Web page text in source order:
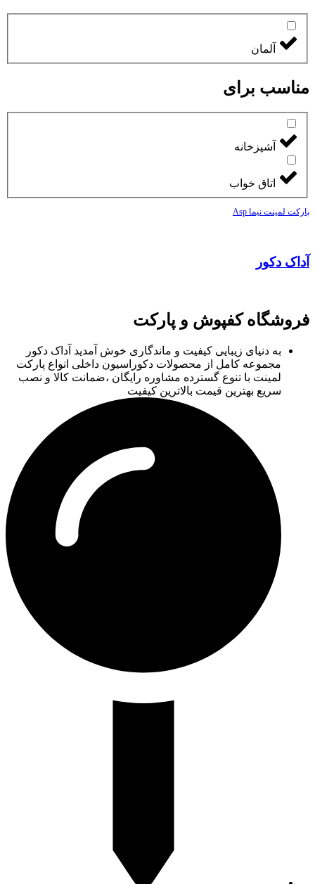
آلمان
مناسب برای
آشپزخانه
اتاق خواب
پارکت لمینت نیما Asp
آداک دکور
فروشگاه کفپوش و پارکت
به دنیای زیبایی کیفیت و ماندگاری خوش آمدید آداک دکور
مجموعه کامل از محصولات دکوراسیون داخلی انواع پارکت
لمینت با تنوع گسترده مشاوره رایگان ،ضمانت کالا و نصب
سریع بهترین قیمت بالاترین کیفیت